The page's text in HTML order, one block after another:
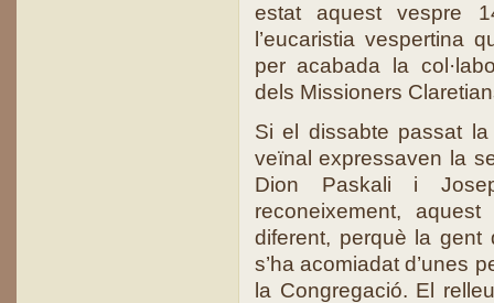
estat aquest vespre
l’eucaristia vespertina
per acabada la
dels Missioners
Si el dissabte passat la
veïnal expressaven la
Dion Paskali i
reconeixement,
diferent, perquè la gent
s’ha acomiadat d’unes
la Congregació. El